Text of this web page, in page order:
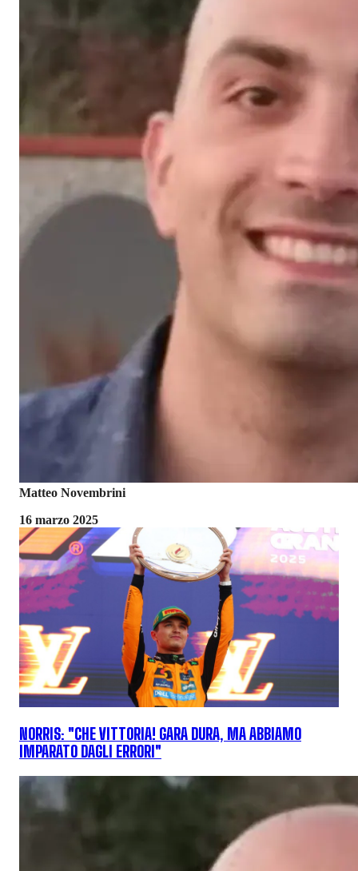
Matteo Novembrini
16 marzo 2025
NORRIS: "CHE VITTORIA! GARA DURA, MA ABBIAMO
IMPARATO DAGLI ERRORI"